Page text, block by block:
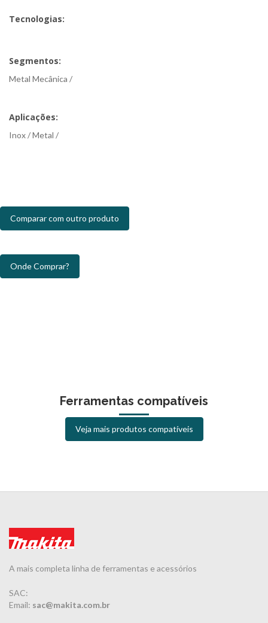
Tecnologias:
Segmentos:
Metal Mecânica /
Aplicações:
Inox / Metal /
Comparar com outro produto
Onde Comprar?
Ferramentas compatíveis
Veja mais produtos compatíveis
A mais completa linha de ferramentas e acessórios
SAC:
Email: sac@makita.com.br